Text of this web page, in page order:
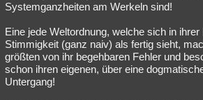
Systemganzheiten am Werkeln sind!
Eine jede Weltordnung, welche sich in
Stimmigkeit (ganz naiv) als fertig sieht,
größten von ihr begehbaren Fehler und
schon ihren eigenen, über eine
Untergang!